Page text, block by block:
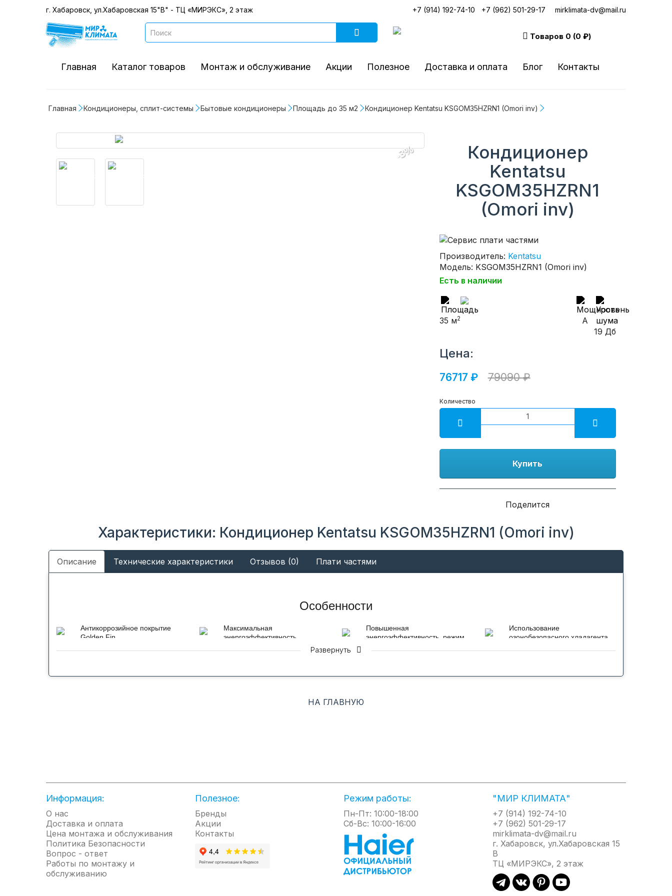
г. Хабаровск, ул.Хабаровская 15"В" - ТЦ «МИРЭКС», 2 этаж +7 (914) 192-74-10 +7 (962) 501-29-17 mirklimata-dv@mail.ru
Товаров 0 (0 ₽)
Главная Каталог товаров Монтаж и обслуживание Акции Полезное Доставка и оплата Блог Контакты
Главная Кондиционеры, сплит-системы Бытовые кондиционеры Площадь до 35 м2 Кондиционер Kentatsu KSGOM35HZRN1 (Omori inv)
-3%
Кондиционер
Kentatsu
KSGOM35HZRN1
(Omori inv)
Производитель: Kentatsu
Модель: KSGOM35HZRN1 (Omori inv)
Есть в наличии
35 м2
A
19 Дб
Цена:
76717 ₽ 79090 ₽
Количество
Купить
Поделится
Характеристики: Кондиционер Kentatsu KSGOM35HZRN1 (Omori inv)
Описание Технические характеристики Отзывов (0) Плати частями
Особенности
Антикоррозийное покрытие
Golden Fin
Максимальная
энергоэффективность
самого экологичного
инверторных компрессорных
Повышенная
энергоэффективность, режим
позволят существенно снизить
Использование
озонобезопасного хладагента
R32 в кондиционерах
температурах наружного
режиме нагрева.
помещении. Такая циркуляция
подобранной температурой
бриза, который придумала
сама природа для
естественного перемешивания
воздушных масс. Скорость
установленной на пульте
температуры. Для этого на
пульте управления
предусмотрена кнопка Turbo.
После ее нажатия сразу
возрастет скорость вращения
вентилятора внутреннего блока,
и температура в помещении
начнет быстрее приближаться к
установленной на пульте. Через
перемешивание воздуха в
помещении, предотвращая
образование застойных зон и
неравномерного
температурного фона. Такой
поток образуется путем
сложения перемещений
устройств кондиционера –
горизонтальных заслонок и
вертикальных жалюзи.
Постоянное изменение
Развернуть
НА ГЛАВНУЮ
Информация:
О нас
Доставка и оплата
Цена монтажа и обслуживания
Политика Безопасности
Вопрос - ответ
Работы по монтажу и
обслуживанию
Полезное:
Бренды
Акции
Контакты
Режим работы:
Пн-Пт: 10:00-18:00
Сб-Вс: 10:00-16:00
"МИР КЛИМАТА"
+7 (914) 192-74-10
+7 (962) 501-29-17
mirklimata-dv@mail.ru
г. Хабаровск, ул.Хабаровская 15
В
ТЦ «МИРЭКС», 2 этаж